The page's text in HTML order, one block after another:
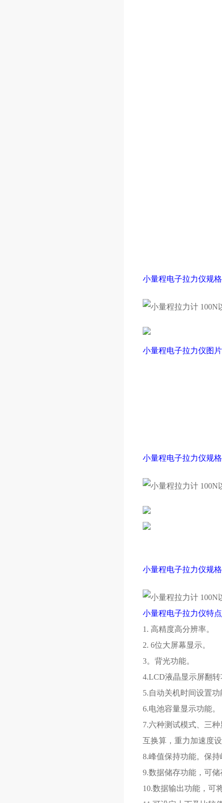
小量程电子拉力仪规
小量程电子拉力仪图片
小量程电子拉力仪规
小量程电子拉力仪规
小量程电子拉力仪特
1. 高精度高分辨率。
2. 6位大屏幕显示。
3。背光功能。
4.LCD液晶显示屏翻
5.自动关机时间设置功
6.电池容量显示功能。
7.六种测试模式、三
互换算，重力加速度
8.峰值保持功能。保
9.数据储存功能，可
10.数据输出功能，可